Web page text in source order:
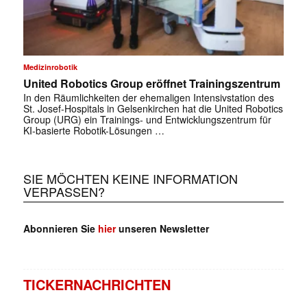
Medizinrobotik
United Robotics Group eröffnet Trainingszentrum
In den Räumlichkeiten der ehemaligen Intensivstation des
St. Josef-Hospitals in Gelsenkirchen hat die United Robotics
Group (URG) ein Trainings- und Entwicklungszentrum für
KI-basierte Robotik-Lösungen …
SIE MÖCHTEN KEINE INFORMATION
VERPASSEN?
Abonnieren Sie hierunseren Newsletter
TICKERNACHRICHTEN